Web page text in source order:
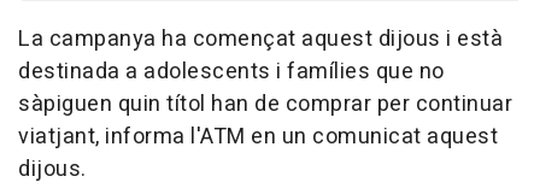
La campanya ha començat aquest dijous i està
destinada a adolescents i famílies que no
sàpiguen quin títol han de comprar per continuar
viatjant, informa l'ATM en un comunicat aquest
dijous.